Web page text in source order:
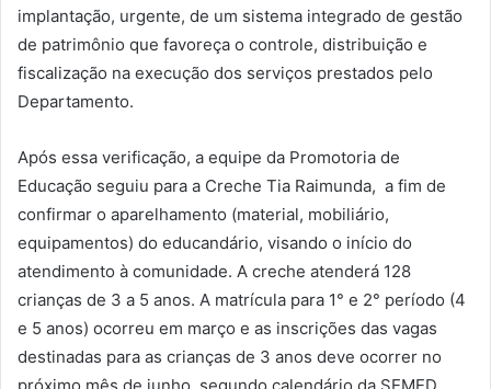
implantação, urgente, de um sistema integrado de gestão
de patrimônio que favoreça o controle, distribuição e
fiscalização na execução dos serviços prestados pelo
Departamento.
Após essa verificação, a equipe da Promotoria de
Educação seguiu para a Creche Tia Raimunda, a fim de
confirmar o aparelhamento (material, mobiliário,
equipamentos) do educandário, visando o início do
atendimento à comunidade. A creche atenderá 128
crianças de 3 a 5 anos. A matrícula para 1° e 2° período (4
e 5 anos) ocorreu em março e as inscrições das vagas
destinadas para as crianças de 3 anos deve ocorrer no
próximo mês de junho, segundo calendário da SEMED,